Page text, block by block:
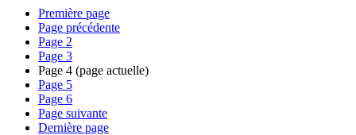
Première page
Page précédente
Page 2
Page 3
Page 4 (page actuelle)
Page 5
Page 6
Page suivante
Dernière page